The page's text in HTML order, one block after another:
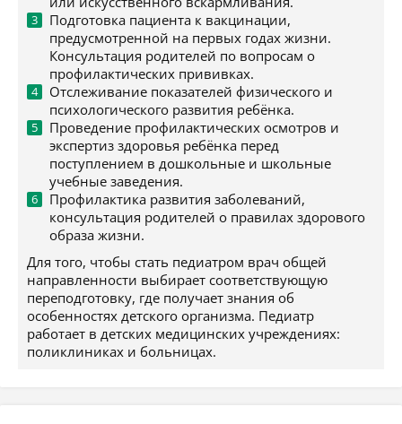
Подготовка пациента к вакцинации,
предусмотренной на первых годах жизни.
Консультация родителей по вопросам о
профилактических прививках.
Отслеживание показателей физического и
психологического развития ребёнка.
Проведение профилактических осмотров и
экспертиз здоровья ребёнка перед
поступлением в дошкольные и школьные
учебные заведения.
Профилактика развития заболеваний,
консультация родителей о правилах здорового
образа жизни.
Для того, чтобы стать педиатром врач общей
направленности выбирает соответствующую
переподготовку, где получает знания об
особенностях детского организма. Педиатр
работает в детских медицинских учреждениях:
поликлиниках и больницах.